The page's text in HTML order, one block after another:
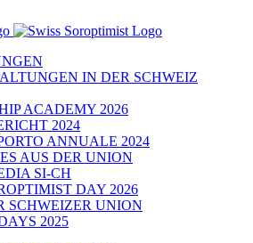
IN DER SCHWEIZ
ACADEMY 2026
2024
ANNUALE 2024
AUS DER UNION
SI-CH
DAY 2026
SCHWEIZER UNION
2025